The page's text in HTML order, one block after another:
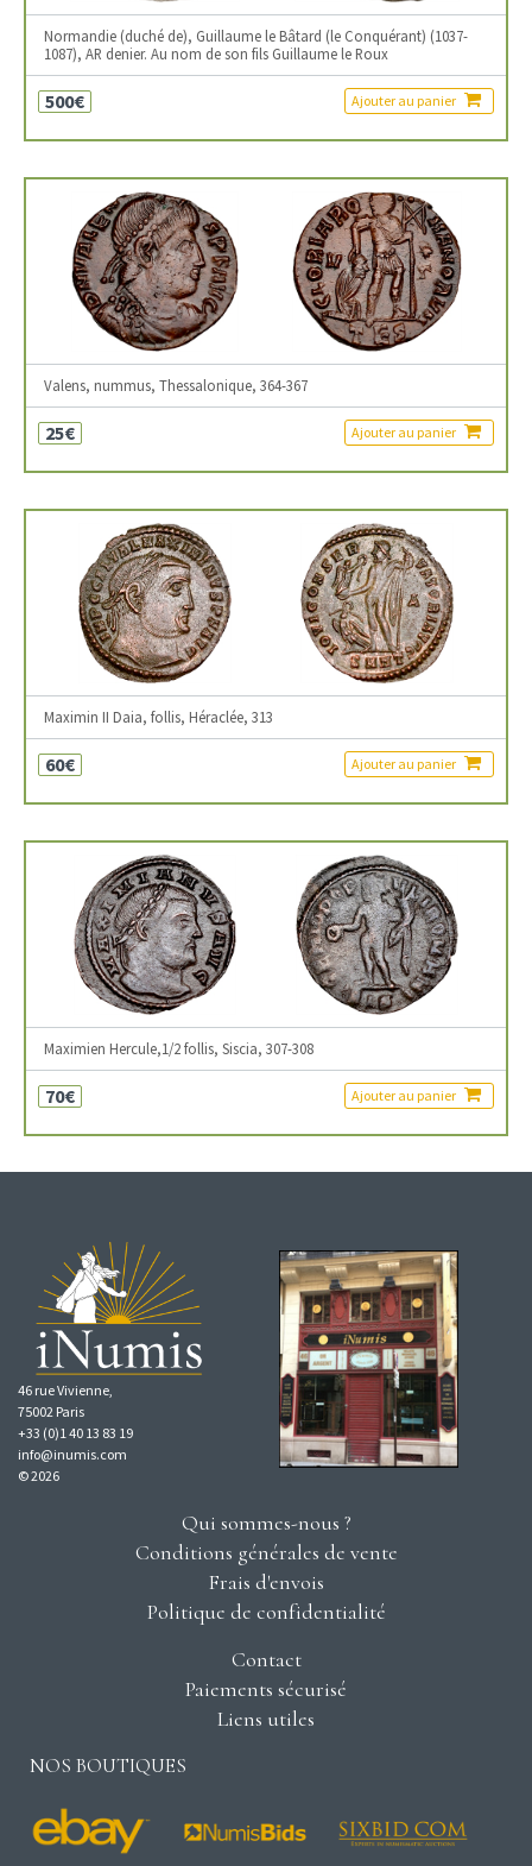
Normandie (duché de), Guillaume le Bâtard (le Conquérant) (1037-
1087), AR denier. Au nom de son fils Guillaume le Roux
500€ Ajouter au panier
Valens, nummus, Thessalonique, 364-367
25€ Ajouter au panier
Maximin II Daia, follis, Héraclée, 313
60€ Ajouter au panier
Maximien Hercule,1/2 follis, Siscia, 307-308
70€ Ajouter au panier
46 rue Vivienne,
75002 Paris
+33 (0)1 40 13 83 19
info@inumis.com
© 2026
Qui sommes-nous ?
Conditions générales de vente
Frais d'envois
Politique de confidentialité
Contact
Paiements sécurisé
Liens utiles
NOS BOUTIQUES